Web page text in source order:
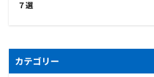
７選
カテゴリー